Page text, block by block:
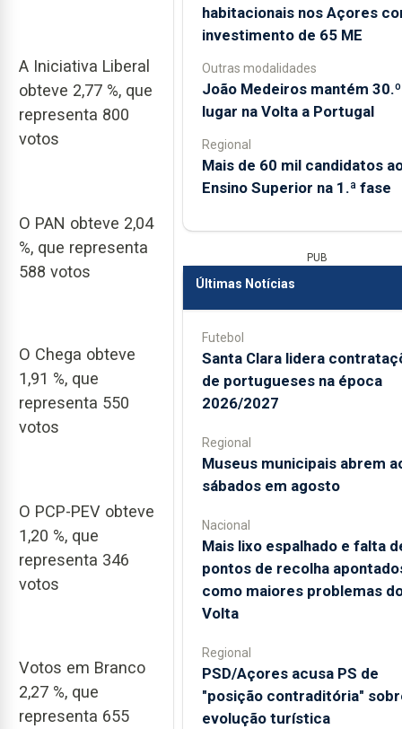
A Iniciativa Liberal
obteve 2,77 %, que
representa 800
votos
O PAN obteve 2,04
%, que representa
588 votos
O Chega obteve
1,91 %, que
representa 550
votos
O PCP-PEV obteve
1,20 %, que
representa 346
votos
Votos em Branco
2,27 %, que
representa 655
habitacionais nos Açores
investimento de 65 ME
Outras modalidades
João Medeiros mantém 30.º
lugar na Volta a Portugal
Regional
Mais de 60 mil candidatos
Ensino Superior na 1.ª fase
PUB
Últimas Notícias
Futebol
Santa Clara lidera
de portugueses na época
2026/2027
Regional
Museus municipais abrem
sábados em agosto
Nacional
Mais lixo espalhado e falta
pontos de recolha
como maiores problemas
Volta
Regional
PSD/Açores acusa PS de
"posição contraditória"
evolução turística